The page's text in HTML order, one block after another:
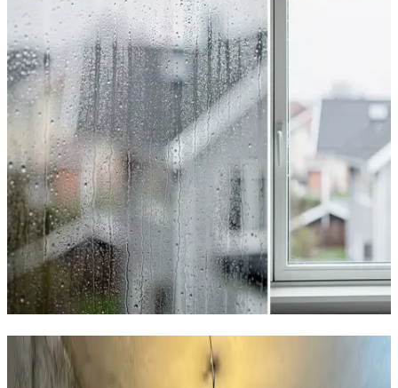
Sådan løser vi fugten i din bolig i
Silkeborg